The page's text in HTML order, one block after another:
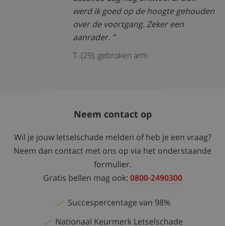
werd ik goed op de hoogte gehouden
over de voortgang. Zeker een
aanrader.
T. (29), gebroken arm
Neem contact op
Wil je jouw letselschade melden of heb je een vraag?
Neem dan contact met ons op via het onderstaande
formulier.
Gratis bellen mag ook: 0800-2490300
Succespercentage van 98%
Nationaal Keurmerk Letselschade